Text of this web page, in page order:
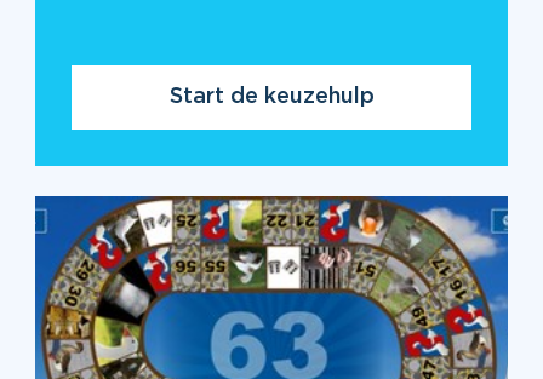
Start de keuzehulp